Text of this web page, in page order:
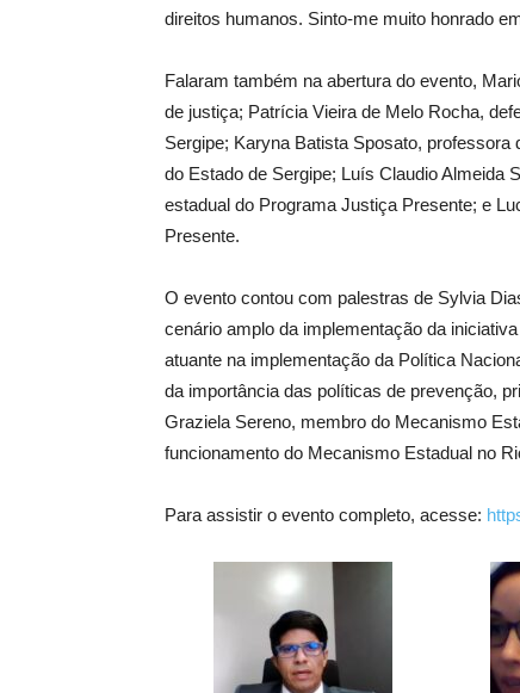
direitos humanos. Sinto-me muito honrado
Falaram também na abertura do evento,
de justiça; Patrícia Vieira de Melo Rocha,
Sergipe; Karyna Batista Sposato,
do Estado de Sergipe; Luís Claudio Almeida
estadual do Programa Justiça Presente; e
Presente.
O evento contou com palestras de Sylvia
cenário amplo da implementação da
atuante na implementação da Política
da importância das políticas de prevenção,
Graziela Sereno, membro do Mecanismo
funcionamento do Mecanismo Estadual no
Para assistir o evento completo, acesse: